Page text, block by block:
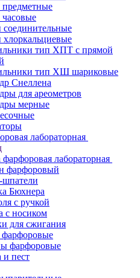
предметные
часовые
соединительные
хлоркальциевые
тип ХПТ с прямой
тип ХШ шариковые
Снеллена
для ареометров
мерные
лабораторная
лабораторная
фарфоровый
Бюхнера
с ручкой
с носиком
для сжигания
фарфоровые
и пест